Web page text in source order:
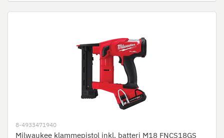
8-4933471940
Milwaukee klammepistol inkl. batteri M18 FNCS18GS